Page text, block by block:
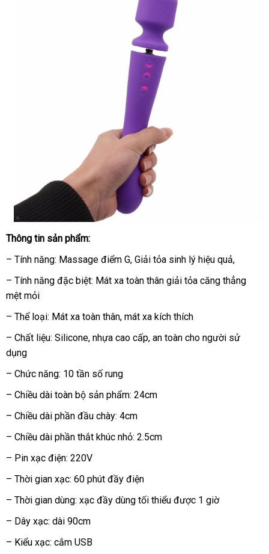
Thông tin sản phẩm:
– Tính năng: Massage điểm Gbáo
giá
, Giải tỏa sinh lý hiệu quả,
– Tính năng so
đặc biệt: Mát xa toàn thân giải tỏa căng thẳng
mệt mỏi
– Thể loại: Mát xa toàn thântrung
, mát xa kích thích
– Chất liệu: Siliconehỗ
, nhựa cao cấprẻ
, an toàn cho người sử
dụng
– Chức năng: 10 tần số rung
– Chiều dài toàn bộ sản phẩm: 24cm
– Chiều dài phần đầu chày: 4cm
– Chiều dài phần thắt khúc nhỏ: 2.5cm
– Pin xạc điện: 220V
– Thời gian xạc: 60 phút đầy điện
– Thời gian dùng: xạc đầy dùng tối thiểu bảng
được 1 giờ
– Dây xạc: dài 90cm
– Kiểu xạc: cắm USB